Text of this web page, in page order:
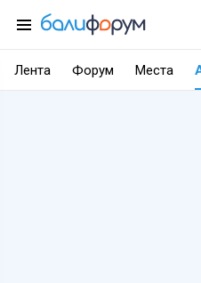
Лента Форум Места